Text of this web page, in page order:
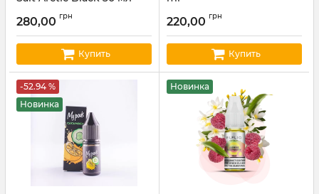
280,00 грн
Купить
220,00 грн
Купить
-52.94 %
Новинка
Новинка